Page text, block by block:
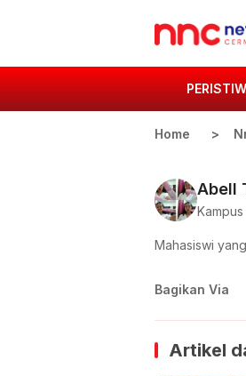
Home
Abell
Mahasiswi
Bagikan Via
Artikel